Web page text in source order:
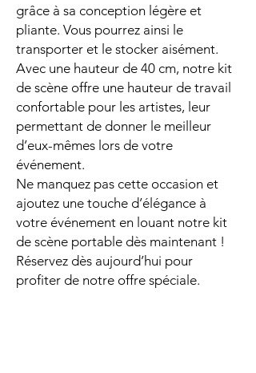
grâce à sa conception légère et
pliante. Vous pourrez ainsi le
transporter et le stocker aisément.
Avec une hauteur de 40 cm, notre kit
de scène offre une hauteur de travail
confortable pour les artistes, leur
permettant de donner le meilleur
d’eux-mêmes lors de votre
événement.
Ne manquez pas cette occasion et
ajoutez une touche d’élégance à
votre événement en louant notre kit
de scène portable dès maintenant !
Réservez dès aujourd’hui pour
profiter de notre offre spéciale.